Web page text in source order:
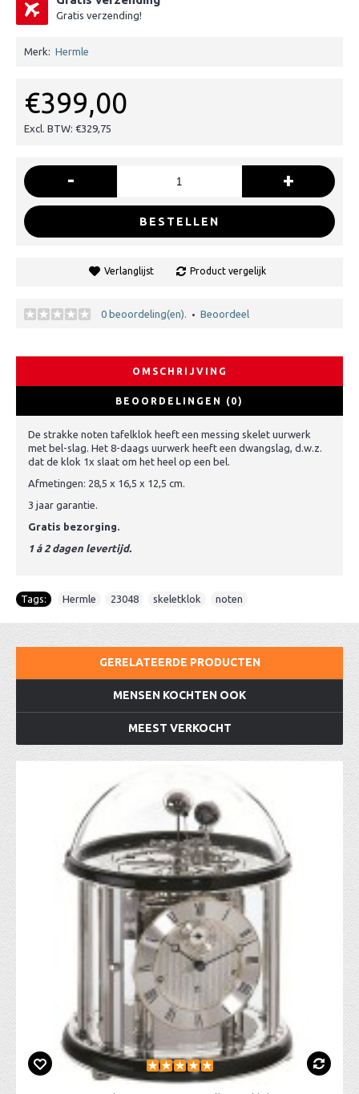
Gratis verzending!
Merk: Hermle
€399,00
Excl. BTW: €329,75
- +
BESTELLEN
Verlanglijst Product vergelijk
0 beoordeling(en). • Beoordeel
OMSCHRIJVING
BEOORDELINGEN (0)
De strakke noten tafelklok heeft een messing skelet uurwerk
met bel-slag. Het 8-daags uurwerk heeft een dwangslag, d.w.z.
dat de klok 1x slaat om het heel op een bel.
Afmetingen: 28,5 x 16,5 x 12,5 cm.
3 jaar garantie.
Gratis bezorging.
1 á 2 dagen levertijd.
Tags: Hermle 23048 skeletklok noten
GERELATEERDE PRODUCTEN
MENSEN KOCHTEN OOK
MEEST VERKOCHT